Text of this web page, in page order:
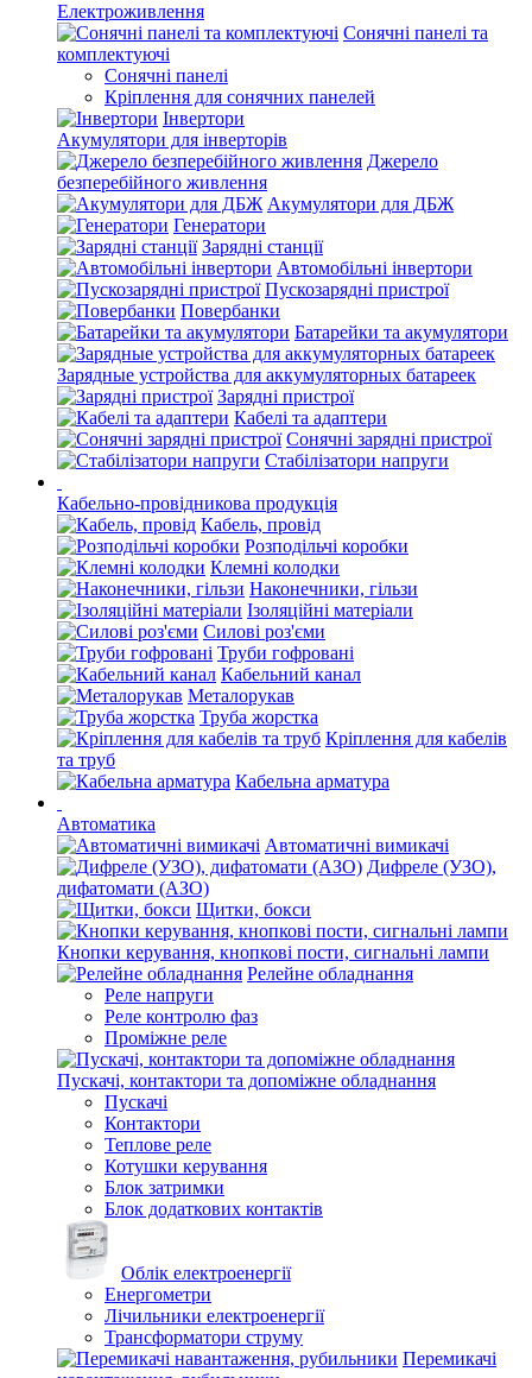
Електроживлення
Сонячні панелі та
комплектуючі
Сонячні панелі
Кріплення для сонячних панелей
Інвертори
Акумулятори для інверторів
Джерело
безперебійного живлення
Акумулятори для ДБЖ
Генератори
Зарядні станції
Автомобільні інвертори
Пускозарядні пристрої
Повербанки
Батарейки та акумулятори
Зарядные устройства для аккумуляторных батареек
Зарядні пристрої
Кабелі та адаптери
Сонячні зарядні пристрої
Стабілізатори напруги
Кабельно-провідникова продукція
Кабель, провід
Розподільчі коробки
Клемні колодки
Наконечники, гільзи
Ізоляційні матеріали
Силові роз'єми
Труби гофровані
Кабельний канал
Металорукав
Труба жорстка
Кріплення для кабелів
та труб
Кабельна арматура
Автоматика
Автоматичні вимикачі
Дифреле (УЗО),
дифатомати (АЗО)
Щитки, бокси
Кнопки керування, кнопкові пости, сигнальні лампи
Релейне обладнання
Реле напруги
Реле контролю фаз
Проміжне реле
Пускачі, контактори та допоміжне обладнання
Пускачі
Контактори
Теплове реле
Котушки керування
Блок затримки
Блок додаткових контактів
Облік електроенергії
Енергометри
Лічильники електроенергії
Трансформатори струму
Перемикачі